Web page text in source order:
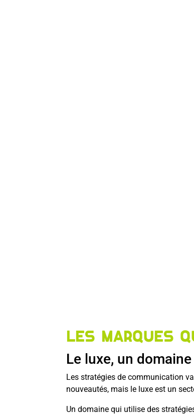
Les marques
Le luxe, un
Les stratégies de communication
nouveautés, mais le luxe est un
Un domaine qui utilise des